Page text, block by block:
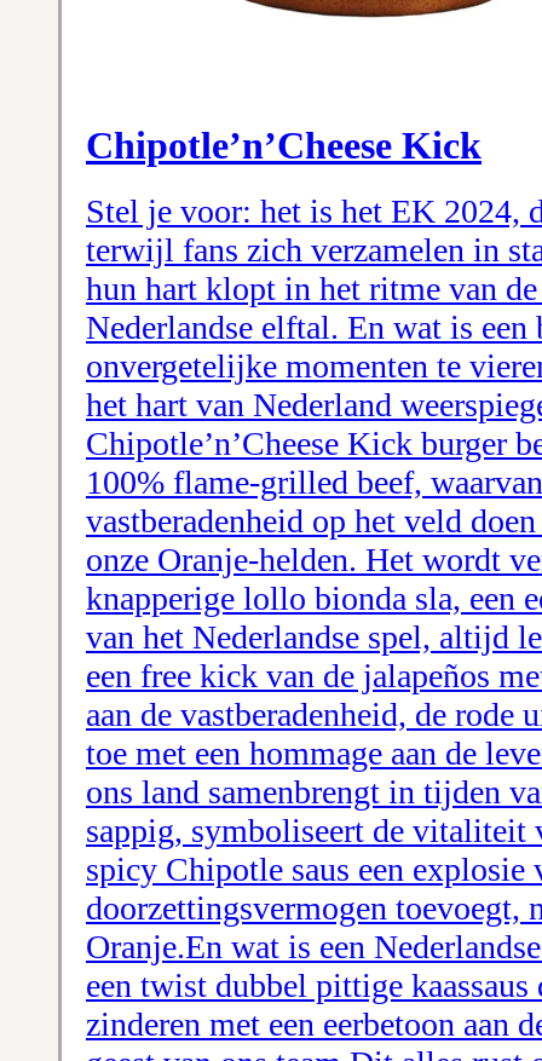
Chipotle’n’Cheese Kick
Stel je voor: het is het EK
terwijl fans zich verzamelen in
hun hart klopt in het ritme van
Nederlandse elftal. En wat is een
onvergetelijke momenten te
het hart van Nederland
Chipotle’n’Cheese Kick burger
100% flame-grilled beef,
vastberadenheid op het veld
onze Oranje-helden. Het wordt
knapperige lollo bionda sla, een
van het Nederlandse spel, altijd
een free kick van de jalapeños
aan de vastberadenheid, de rode
toe met een hommage aan de
ons land samenbrengt in tijden
sappig, symboliseert de vitaliteit
spicy Chipotle saus een explosie
doorzettingsvermogen toevoegt,
Oranje.En wat is een
een twist dubbel pittige kaassaus
zinderen met een eerbetoon aan